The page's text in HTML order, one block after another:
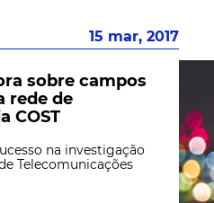
15 mar, 2017
sobre campos
rede de
COST
na investigação
Telecomunicações